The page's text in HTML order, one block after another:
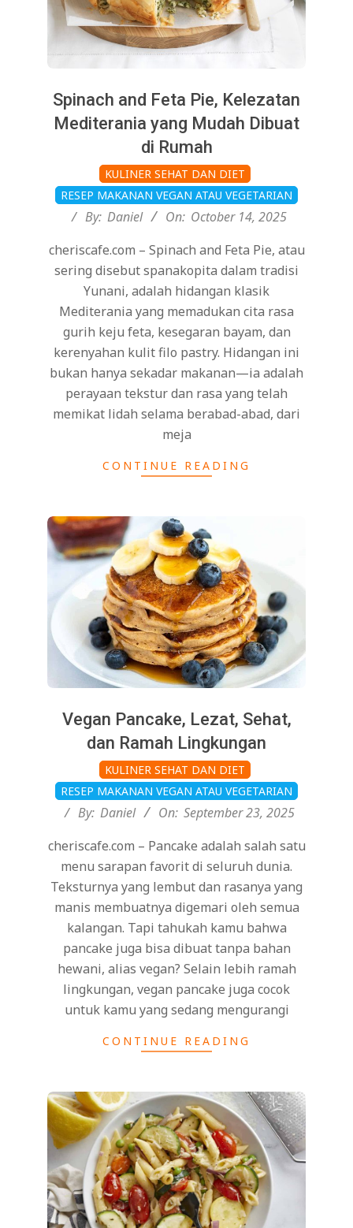
Spinach and Feta Pie, Kelezatan
Mediterania yang Mudah Dibuat
di Rumah
10-
14
KULINER SEHAT DAN DIET
RESEP MAKANAN VEGAN ATAU VEGETARIAN
By: Daniel On: October 14, 2025
cheriscafe.com – Spinach and Feta Pie, atau
sering disebut spanakopita dalam tradisi
Yunani, adalah hidangan klasik
Mediterania yang memadukan cita rasa
gurih keju feta, kesegaran bayam, dan
kerenyahan kulit filo pastry. Hidangan ini
bukan hanya sekadar makanan—ia adalah
perayaan tekstur dan rasa yang telah
memikat lidah selama berabad-abad, dari
meja
CONTINUE READING
Vegan Pancake, Lezat, Sehat,
dan Ramah Lingkungan
09-
23
KULINER SEHAT DAN DIET
RESEP MAKANAN VEGAN ATAU VEGETARIAN
By: Daniel On: September 23, 2025
cheriscafe.com – Pancake adalah salah satu
menu sarapan favorit di seluruh dunia.
Teksturnya yang lembut dan rasanya yang
manis membuatnya digemari oleh semua
kalangan. Tapi tahukah kamu bahwa
pancake juga bisa dibuat tanpa bahan
hewani, alias vegan? Selain lebih ramah
lingkungan, vegan pancake juga cocok
untuk kamu yang sedang mengurangi
CONTINUE READING